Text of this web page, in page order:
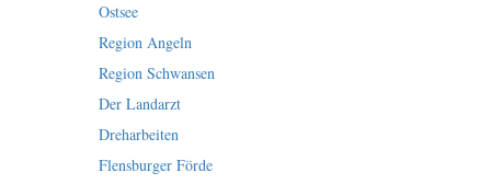
Ostsee
Region Angeln
Region Schwansen
Der Landarzt
Dreharbeiten
Flensburger Förde